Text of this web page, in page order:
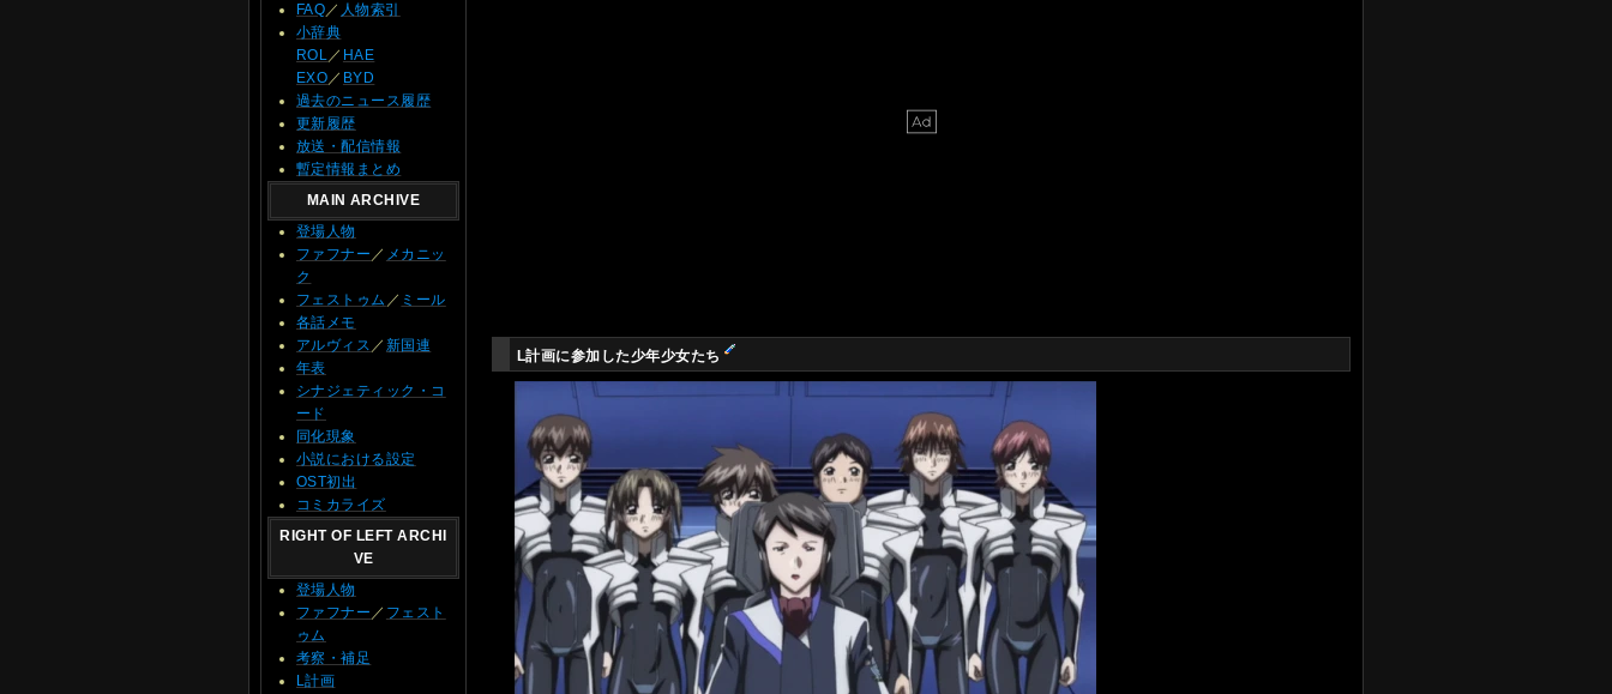
L計画に参加した少年少女たち
FAQ／ 人物索引
小辞典
ROL／ HAE
EXO／ BYD
過去のニュース履歴
更新履歴
放送・配信情報
暫定情報まとめ
MAIN ARCHIVE
登場人物
ファフナー ／ メカニッ
ク
フェストゥム ／ ミール
各話メモ
アルヴィス ／ 新国連
年表
シナジェティック・コ
ード
同化現象
小説における設定
OST初出
コミカライズ
RIGHT OF LEFT ARCHI
VE
登場人物
ファフナー ／ フェスト
ゥム
考察・補足
L計画